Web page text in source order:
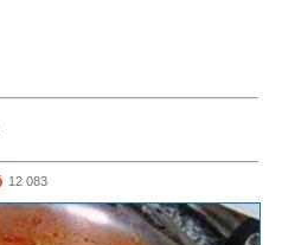
12 083